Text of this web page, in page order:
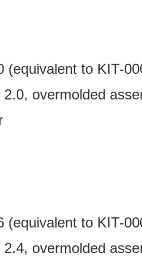
to KIT-
2.0, overmolded
to KIT-
2.4, overmolded